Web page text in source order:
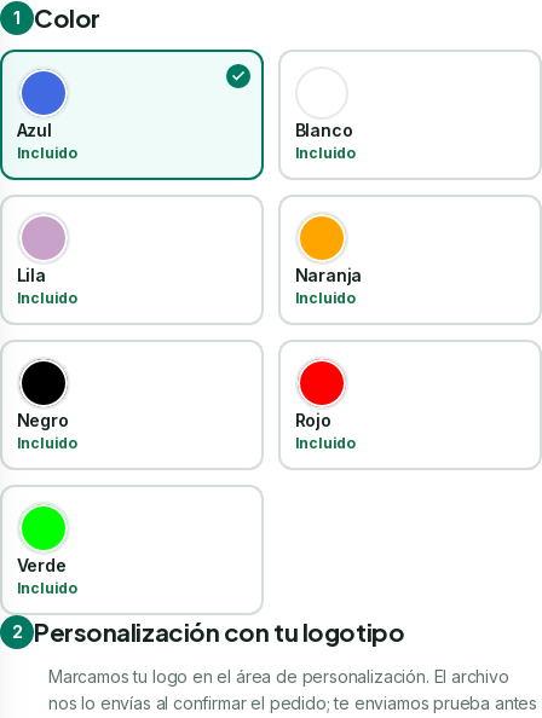
1 Color
Azul
Incluido
Blanco
Incluido
Lila
Incluido
Naranja
Incluido
Negro
Incluido
Rojo
Incluido
Verde
Incluido
2 Personalización con tu logotipo
Marcamos tu logo en el área de personalización. El archivo
nos lo envías al confirmar el pedido; te enviamos prueba antes